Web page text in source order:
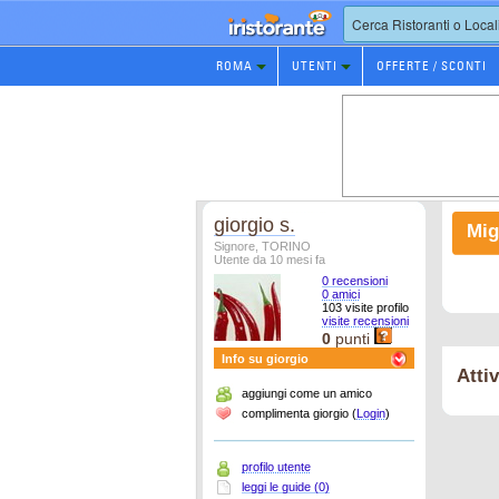
Prenotazione
Ristorante
ROMA UTENTI OFFERTE / SCONTI
giorgio s.
Signore, TORINO
Utente da 10 mesi fa
0 recensioni
0 amici
103 visite profilo
visite recensioni
0 punti
Info su giorgio
aggiungi come un amico
complimenta giorgio (Login)
profilo utente
leggi le guide (0)